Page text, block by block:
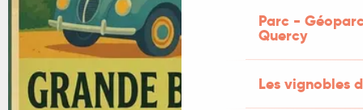
Parc -
Quercy
Les vignobles